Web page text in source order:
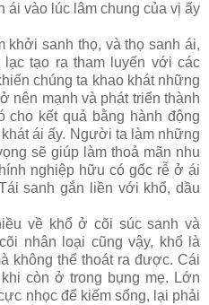
vào lúc lâm chung của vị ấy
khởi sanh thọ, và thọ sanh ái,
tạo ra tham luyến với các
chúng ta khao khát những
nên mạnh và phát triển thành
cho kết quả bằng hành động
ái ấy. Người ta làm những
sẽ giúp làm thoả mãn nhu
nghiệp hữu có gốc rễ ở ái
sanh gắn liền với khổ, dầu
về khổ ở cõi súc sanh và
nhân loại cũng vậy, khổ là
không thể thoát ra được. Cái
còn ở trong bụng mẹ. Lớn
nhọc để kiếm sống, lại phải